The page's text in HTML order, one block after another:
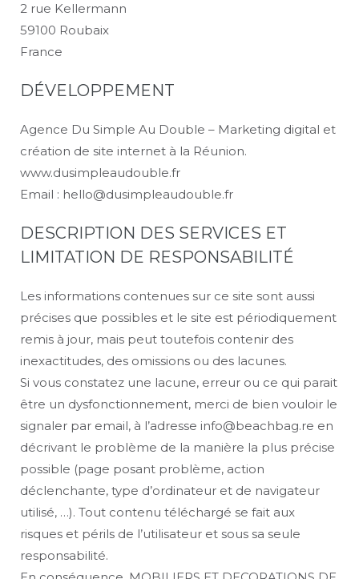
2 rue Kellermann
59100 Roubaix
France
DÉVELOPPEMENT
Agence Du Simple Au Double – Marketing digital et
création de site internet à la Réunion.
www.dusimpleaudouble.fr
Email : hello@dusimpleaudouble.fr
DESCRIPTION DES SERVICES ET
LIMITATION DE RESPONSABILITÉ
Les informations contenues sur ce site sont aussi
précises que possibles et le site est périodiquement
remis à jour, mais peut toutefois contenir des
inexactitudes, des omissions ou des lacunes.
Si vous constatez une lacune, erreur ou ce qui parait
être un dysfonctionnement, merci de bien vouloir le
signaler par email, à l’adresse info@beachbag.re en
décrivant le problème de la manière la plus précise
possible (page posant problème, action
déclenchante, type d’ordinateur et de navigateur
utilisé, …). Tout contenu téléchargé se fait aux
risques et périls de l’utilisateur et sous sa seule
responsabilité.